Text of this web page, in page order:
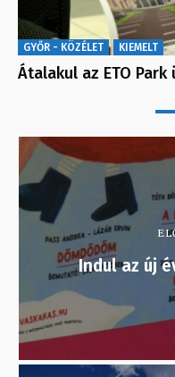
GYŐR - KÖZÉLET KIEMELT
Átalakul az ETO Park
Indul az új